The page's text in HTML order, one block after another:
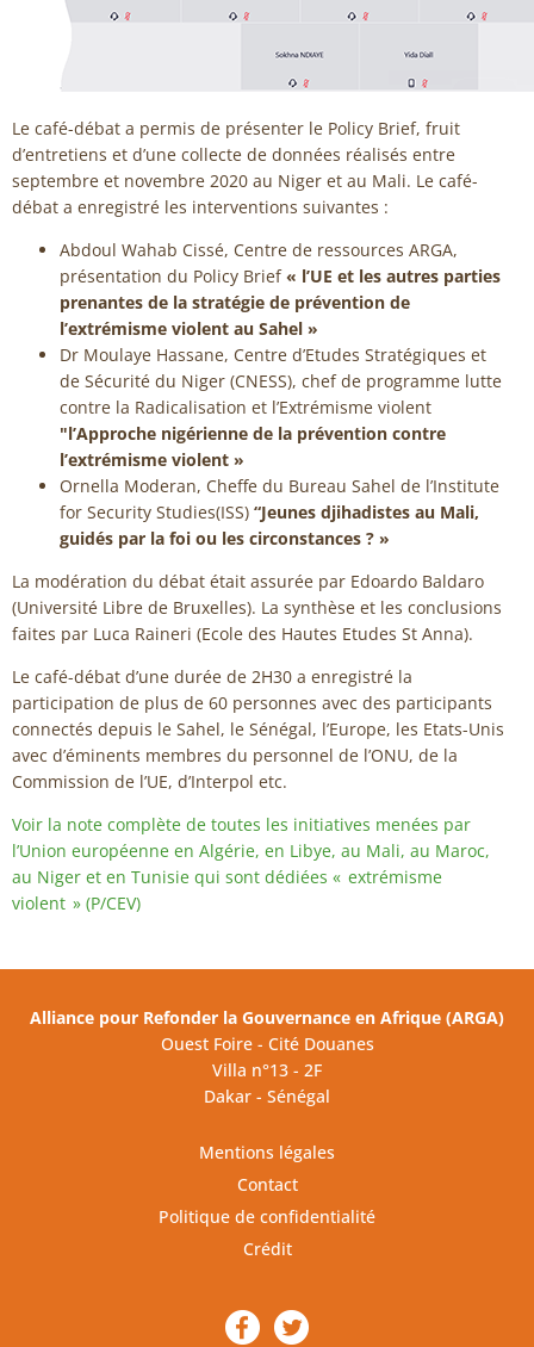
Le café-débat a permis de présenter le Policy Brief, fruit
d’entretiens et d’une collecte de données réalisés entre
septembre et novembre 2020 au Niger et au Mali. Le café-
débat a enregistré les interventions suivantes :
Abdoul Wahab Cissé, Centre de ressources ARGA,
présentation du Policy Brief« l’UE et les autres parties
prenantes de la stratégie de prévention de
l’extrémisme violent au Sahel »
Dr Moulaye Hassane, Centre d’Etudes Stratégiques et
de Sécurité du Niger (CNESS), chef de programme lutte
contre la Radicalisation et l’Extrémisme violent
"l’Approche nigérienne de la prévention contre
l’extrémisme violent »
Ornella Moderan, Cheffe du Bureau Sahel de l’Institute
for Security Studies(ISS) “Jeunes djihadistes au Mali,
guidés par la foi ou les circonstances ? »
La modération du débat était assurée par Edoardo Baldaro
(Université Libre de Bruxelles). La synthèse et les conclusions
faites par Luca Raineri (Ecole des Hautes Etudes St Anna).
Le café-débat d’une durée de 2H30 a enregistré la
participation de plus de 60 personnes avec des participants
connectés depuis le Sahel, le Sénégal, l’Europe, les Etats-Unis
avec d’éminents membres du personnel de l’ONU, de la
Commission de l’UE, d’Interpol etc.
Voir la note complète de toutes les initiatives menées par
l’Union européenne en Algérie, en Libye, au Mali, au Maroc,
au Niger et en Tunisie qui sont dédiées « extrémisme
violent » (P/CEV)
Alliance pour Refonder la Gouvernance en Afrique (ARGA)
Ouest Foire - Cité Douanes
Villa n°13 - 2F
Dakar - Sénégal
Mentions légales
Contact
Politique de confidentialité
Crédit